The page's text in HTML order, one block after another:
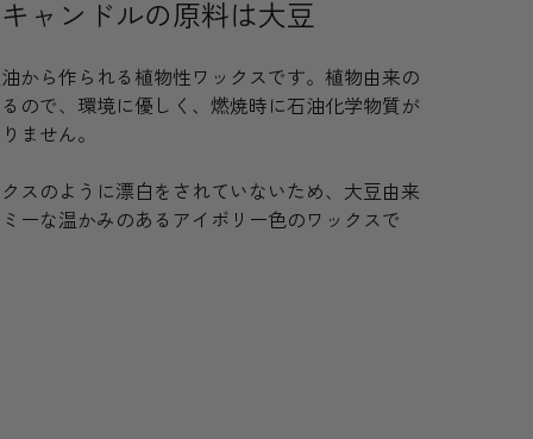
ャンドルの原料は大豆
から作られる植物性ワックスです。植物由来の
ので、環境に優しく、燃焼時に石油化学物質が
ません。
クスのように漂白をされていないため、大豆由来
ミーな温かみのあるアイボリー色のワックスで